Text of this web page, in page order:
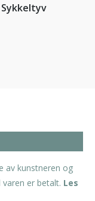
Sykkeltyv
av kunstneren og
er betalt. Les